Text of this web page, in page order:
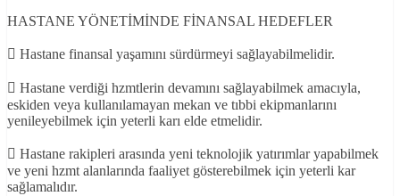
HASTANE YÖNETİMİNDE FİNANSAL HEDEFLER
 Hastane finansal yaşamını sürdürmeyi sağlayabilmelidir.
 Hastane verdiği hzmtlerin devamını sağlayabilmek amacıyla,
eskiden veya kullanılamayan mekan ve tıbbi ekipmanlarını
yenileyebilmek için yeterli karı elde etmelidir.
 Hastane rakipleri arasında yeni teknolojik yatırımlar yapabilmek
ve yeni hzmt alanlarında faaliyet gösterebilmek için yeterli kar
sağlamalıdır.